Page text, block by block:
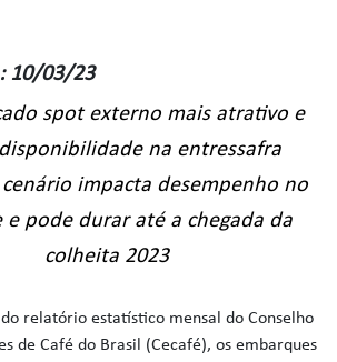
10/03/23
spot externo mais atrativo e
na entressafra
impacta desempenho no
e pode durar até a chegada da
colheita 2023
do relatório estatístico mensal do Conselho
de Café do Brasil (Cecafé), os embarques